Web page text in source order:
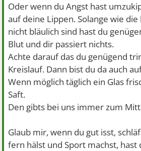
Oder wenn du Angst hast
auf deine Lippen. Solange wie
nicht bläulich sind hast du
Blut und dir passiert nichts.
Achte darauf das du genügend
Kreislauf. Dann bist du da auch
Wenn möglich täglich ein Glas
Saft.
Den gibts bei uns immer zum
Glaub mir, wenn du gut isst,
fern hälst und Sport machst, hast